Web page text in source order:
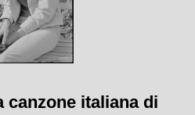
canzone italiana di